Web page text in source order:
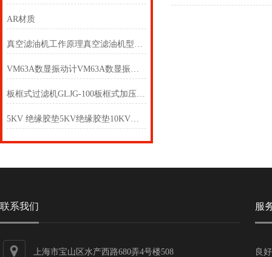
AR材质
真空滤油机工作原理真空滤油机型号真空滤油机价格
VM63A数显振动计VM63A数显振动计
板框式过滤机GLJG-100板框式加压滤油机板框式加压滤油机
5KV 绝缘胶垫5KV绝缘胶垫10KV绝缘胶垫
联系我们
上海市宝山区水产西路680弄4号楼508
服
良